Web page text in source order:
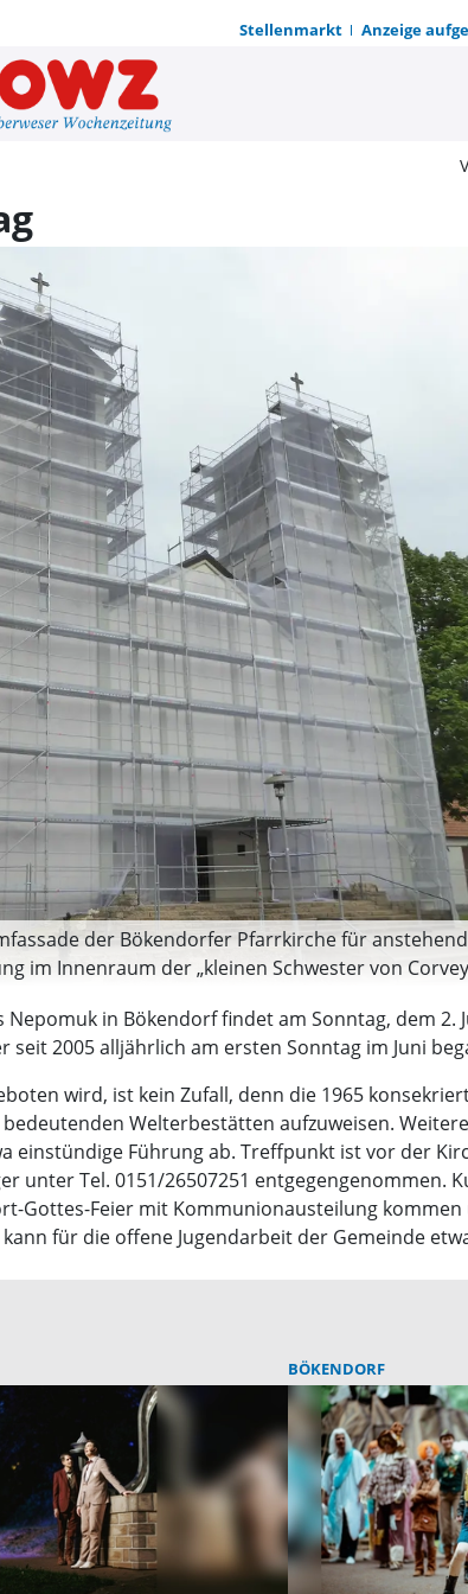
Stellenmarkt Anzeige
Kirchenführung
der Bökendorfer Pfarrkirche für
im Innenraum der „kleinen Schwester von
in Bökendorf findet am Sonntag, dem 2.
seit 2005 alljährlich am ersten Sonntag im Juni
wird, ist kein Zufall, denn die 1965
Welterbestätten aufzuweisen.
Führung ab. Treffpunkt ist vor der
Tel. 0151/26507251 entgegengenommen.
Gottes-Feier mit Kommunionausteilung
für die offene Jugendarbeit der Gemeinde
BÖKENDORF